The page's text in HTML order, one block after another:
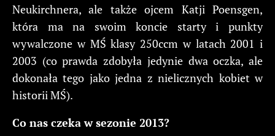
Neukirchnera, ale także ojcem Katji Poensgen,
która ma na swoim koncie starty i punkty
wywalczone w MŚ klasy 250ccm w latach 2001 i
2003 (co prawda zdobyła jedynie dwa oczka, ale
dokonała tego jako jedna z nielicznych kobiet w
historii MŚ).
Co nas czeka w sezonie 2013?